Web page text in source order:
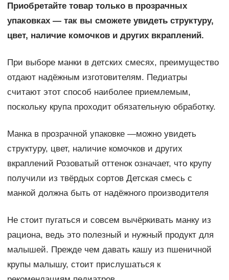
Приобретайте товар только в прозрачных
упаковках — так вы сможете увидеть структуру,
цвет, наличие комочков и других вкраплений.
При выборе манки в детских смесях, преимущество
отдают надёжным изготовителям. Педиатры
считают этот способ наиболее приемлемым,
поскольку крупа проходит обязательную обработку.
Манка в прозрачной упаковке —можно увидеть
структуру, цвет, наличие комочков и других
вкраплений Розоватый оттенок означает, что крупу
получили из твёрдых сортов Детская смесь с
манкой должна быть от надёжного производителя
Не стоит пугаться и совсем вычёркивать манку из
рациона, ведь это полезный и нужный продукт для
малышей. Прежде чем давать кашу из пшеничной
крупы малышу, стоит прислушаться к